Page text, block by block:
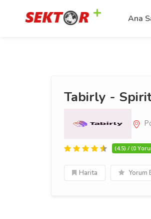
Ana
Tabirly -
(4.5) / (0
Harita Yorum